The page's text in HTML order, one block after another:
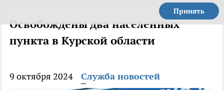
Принять
Освобождены два населенных
пункта в Курской области
9 октября 2024 Служба новостей